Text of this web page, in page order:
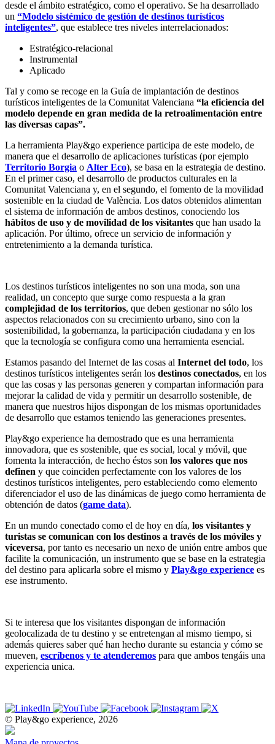
desde el ámbito estratégico, como el operativo. Se ha desarrollado
un “Modelo sistémico de gestión de destinos turísticos
inteligentes”, que establece tres niveles interrelacionados:
Estratégico-relacional
Instrumental
Aplicado
Tal y como se recoge en la Guía de implantación de destinos
turísticos inteligentes de la Comunitat Valenciana “la eficiencia del
modelo depende en gran medida de la retroalimentación entre
las diversas capas”.
La herramienta Play&go experience participa de este modelo, de
manera que el desarrollo de aplicaciones turísticas (por ejemplo
Territorio Borgia o Alter Eco), se basa en la estrategia de destino.
En el primer caso, el desarrollo de productos culturales en la
Comunitat Valenciana y, en el segundo, el fomento de la movilidad
sostenible en la ciudad de València. Los datos obtenidos alimentan
el sistema de información de ambos destinos, conociendo los
hábitos de uso y de movilidad de los visitantes que han usado la
aplicación. Por último, ofrece un servicio de información y
entretenimiento a la demanda turística.
Los destinos turísticos inteligentes no son una moda, son una
realidad, un concepto que surge como respuesta a la gran
complejidad de los territorios, que deben gestionar no sólo los
aspectos relacionados con su crecimiento urbano, sino con la
sostenibilidad, la gobernanza, la participación ciudadana y en los
que la tecnología se configura como una herramienta esencial.
Estamos pasando del Internet de las cosas al Internet del todo, los
destinos turísticos inteligentes serán los destinos conectados, en los
que las cosas y las personas generen y compartan información para
mejorar la calidad de vida y permitir un desarrollo sostenible, de
manera que nuestros hijos dispongan de los mismas oportunidades
de desarrollo que estamos teniendo las generaciones presentes.
Play&go experience ha demostrado que es una herramienta
innovadora, que es sostenible, que es social, local y móvil, que
fomenta la interacción, de hecho éstos son los valores que nos
definen y que coinciden perfectamente con los valores de los
destinos turísticos inteligentes, pero estableciendo como elemento
diferenciador el uso de las dinámicas de juego como herramienta de
obtención de datos (game data).
En un mundo conectado como el de hoy en día, los visitantes y
turistas se comunican con los destinos a través de los móviles y
viceversa, por tanto es necesario un nexo de unión entre ambos que
facilite la comunicación, un instrumento que se base en la estrategia
del destino para aplicarla sobre el mismo y Play&go experience es
ese instrumento.
Si te interesa que los visitantes dispongan de información
geolocalizada de tu destino y se entretengan al mismo tiempo, si
además quieres saber qué han hecho durante su estancia y cómo se
mueven, escríbenos y te atenderemos para que ambos tengáis una
experiencia unica.
© Play&go experience, 2026